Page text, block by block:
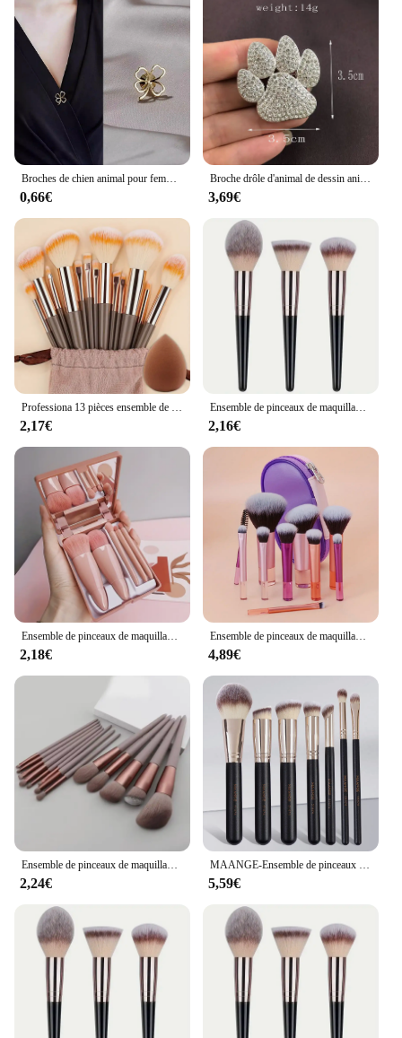
Broches de chien animal pour femmes, petite broche en métal, épinglette fleur, partenaires, anti-bouton, accessoires vestisens, nouvelle mode
0,66€
Broche drôle d'animal de dessin animé pour femmes, broches de chien mignon, cadeau de noël, épingle en émail, accessoires de bijoux
3,69€
Professiona 13 pièces ensemble de pinceaux de maquillage fond de teint fard à paupières Blush poudre mélange doux moelleux cosmétique ensemble complet outil de maquillage féminin
2,17€
Ensemble de pinceaux de maquillage professionnels pour femmes, fard à barrage, fond de teint, correcteur, mélange, fard à joues, pinceau Kabuki, doux, moelleux, outil de beauté, 3-20 pièces
2,16€
Ensemble de pinceaux de maquillage portables avec miroir, kit de voyage pliable, mini ensemble de pinceaux de maquillage, 5 pièces
2,18€
Ensemble de pinceaux de maquillage, 10 pièces
4,89€
Ensemble de pinceaux de maquillage colorés pour femmes, fard à barrage, fond de teint, fard à joues, beauté, doux, trousse à outils, 13 pièces
2,24€
MAANGE-Ensemble de pinceaux de maquillage pour fond de teint, poudre, correcteur, blush, brosse, mélange, poils doux, outils de beauté, 7 pièces
5,59€